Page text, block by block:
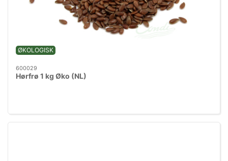
ØKOLOGISK
600029
Hørfrø 1 kg Øko (NL)